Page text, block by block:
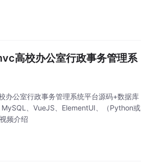
高校办公室行政事务管理系
公室行政事务管理系统平台源码+数据库
、VueJS、ElementUI、（Python或
频介绍